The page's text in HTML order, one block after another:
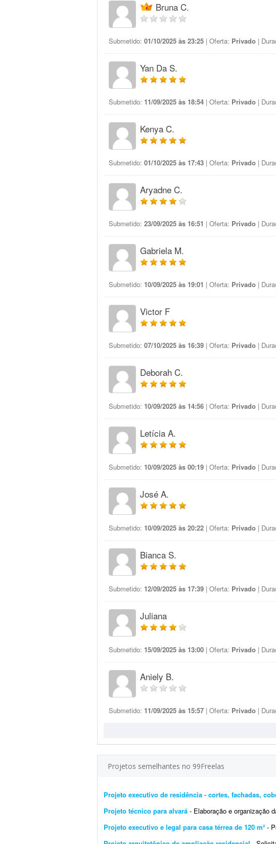
Bruna C.
Submetido: 01/10/2025 às 23:25 | Oferta: Privado |
Yan Da S.
Submetido: 11/09/2025 às 18:54 | Oferta: Privado |
Kenya C.
Submetido: 01/10/2025 às 17:43 | Oferta: Privado |
Aryadne C.
Submetido: 23/09/2025 às 16:51 | Oferta: Privado |
Gabriela M.
Submetido: 10/09/2025 às 19:01 | Oferta: Privado |
Victor F
Submetido: 07/10/2025 às 16:39 | Oferta: Privado |
Deborah C.
Submetido: 10/09/2025 às 14:56 | Oferta: Privado |
Letícia A.
Submetido: 10/09/2025 às 00:19 | Oferta: Privado |
José A.
Submetido: 10/09/2025 às 20:22 | Oferta: Privado |
Bianca S.
Submetido: 12/09/2025 às 17:39 | Oferta: Privado |
Juliana
Submetido: 15/09/2025 às 13:00 | Oferta: Privado |
Aniely B.
Submetido: 11/09/2025 às 15:57 | Oferta: Privado |
Projetos semelhantes no 99Freelas
Projeto executivo de residência - cortes, fachadas,
Projeto técnico para alvará - Elaboração e organização
Projeto executivo e legal para casa térrea de 120 m² -